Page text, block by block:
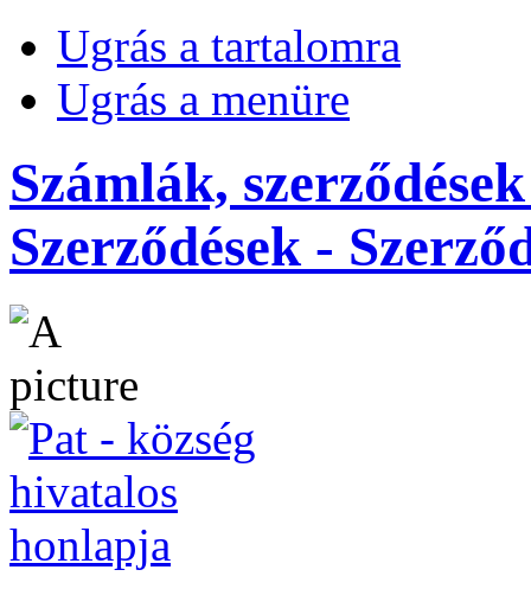
Ugrás a tartalomra
Ugrás a menüre
Számlák,
Szerződések -